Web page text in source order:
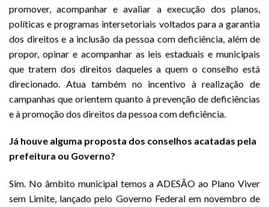
promover, acompanhar e avaliar a execução dos planos,
políticas e programas intersetoriais voltados para a garantia
dos direitos e a inclusão da pessoa com deficiência, além de
propor, opinar e acompanhar as leis estaduais e municipais
que tratem dos direitos daqueles a quem o conselho está
direcionado. Atua também no incentivo à realização de
campanhas que orientem quanto à prevenção de deficiências
e à promoção dos direitos da pessoa com deficiência.
Já houve alguma proposta dos conselhos acatadas pela
prefeitura ou Governo?
Sim. No âmbito municipal temos a ADESÃO ao Plano Viver
sem Limite, lançado pelo Governo Federal em novembro de